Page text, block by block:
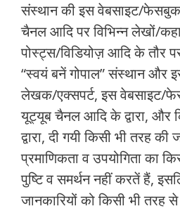
संस्थान की इस वेबसाइट/
चैनल आदि पर विभिन्न लेखों/
पोस्ट्स/विडियोज़ आदि के तौर
“स्वयं बनें गोपाल” संस्थान और
लेखक/एक्सपर्ट, इस वेबसाइट/
यूट्यूब चैनल आदि के द्वारा, और
द्वारा, दी गयी किसी भी तरह की
प्रमाणिकता व उपयोगिता का
पुष्टि व समर्थन नहीं करतें हैं,
जानकारियों को किसी भी तरह